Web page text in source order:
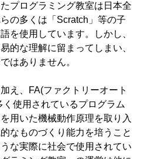
プログラミング教室は日本全
の多くは「Scratch」等の子
を使用しています。しかし、
的な理解に留まってしまい、
はありません。
え、FA(ファクトリーオート
使用されているプログラム
用いた機械動作原理を取り入
なものづくり能力を培うこと
な実際に社会で使用されてい